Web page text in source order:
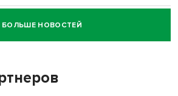
водителя за смерть
БОЛЬШЕ НОВОСТЕЙ